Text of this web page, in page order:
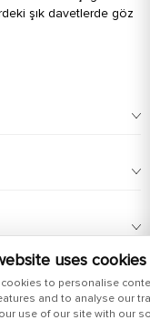
uses cookies
cookies to personalise
and to analyse our
use of our site with our
şık davetlerde göz